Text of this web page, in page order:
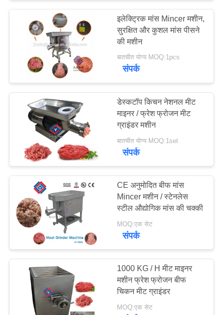
गोपनीयता
मांस नरम करने वाली
मशीन
14
मीट बाउल कटर
मीट माइनर मशीन
इलेक्ट्रिक मांस Mincer मशीन,
सुरक्षित और कुशल मांस पीसने
की मशीन
बातचीत योग्य MOQ:1pcs
संपर्क
डेस्कटॉप किचन नेशनल मीट
माइनर / फ्रेश फ्रोजन मीट
ग्राइंडर मशीन
बातचीत योग्य MOQ:1set
संपर्क
CE अनुमोदित बीफ मांस
Mincer मशीन / स्टेनलेस
स्टील औद्योगिक मांस की चक्की
MOQ:एक सेट
संपर्क
1000 KG / H मीट माइनर
मशीन फ्रेश फ्रोजन बीफ
चिकन मीट ग्राइंडर
MOQ:एक सेट